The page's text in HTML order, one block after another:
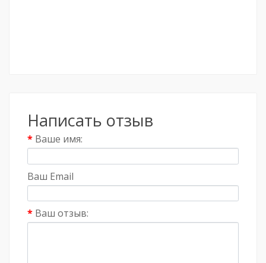
Написать отзыв
Ваше имя:
Ваш Email
Ваш отзыв: